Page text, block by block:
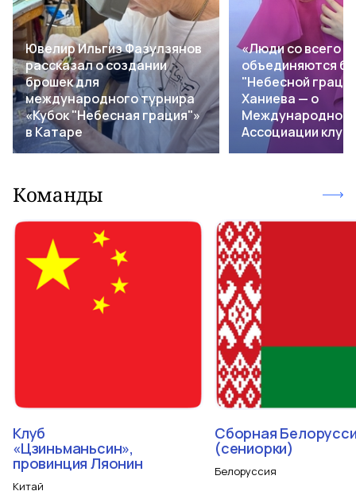
Ювелир Ильгиз Фазулзянов
рассказал о создании
брошек для
международного турнира
«Кубок "Небесная грация"»
в Катаре
«Люди со всего
объединяются
"Небесной
Ханиева — о
Международной
Ассоциации
Команды
Клуб
«Цзиньманьсин»,
провинция Ляонин
Китай
Сборная
(сениорки)
Белоруссия